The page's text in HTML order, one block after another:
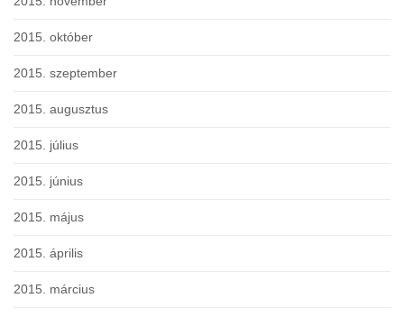
2015. október
2015. szeptember
2015. augusztus
2015. július
2015. június
2015. május
2015. április
2015. március